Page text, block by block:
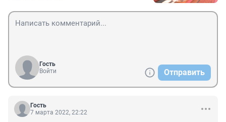
Гость
Войти
Отправить
Гость
7 марта 2022, 22:22